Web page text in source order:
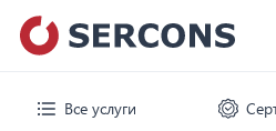
Все услуги